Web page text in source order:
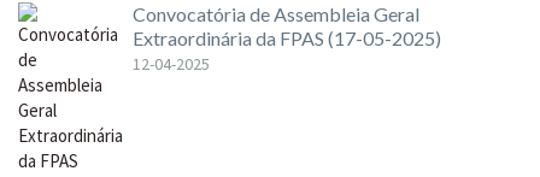
Convocatória de Assembleia Geral
Extraordinária da FPAS (17-05-2025)
12-04-2025